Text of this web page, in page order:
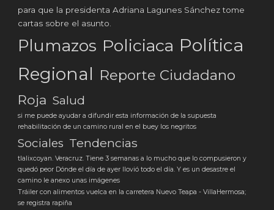
para que la presidenta Adriana Lagunes Sánchez tome
cartas sobre el asunto.
Plumazos Policiaca Política
Regional Reporte Ciudadano
Roja Salud
si me puede ayudar a difundir esta información de la supuesta
rehabilitación de un camino rural en el buey los negritos
Sociales Tendencias
tlalixcoyan. Veracruz. Tiene 3 semanas a lo mucho que lo compusieron y
quedó peor Dónde el día de ayer llovió todo el día. Y es un desastre el
camino le anexo unas imágenes
Tráiler con alimentos vuelca en la carretera Nuevo Teapa - VillaHermosa;
se registra rapiña